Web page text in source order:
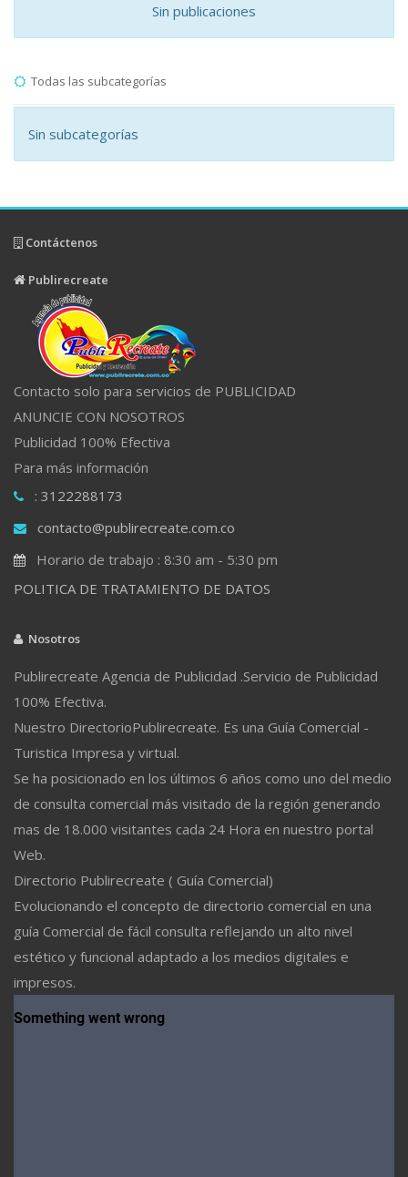
Sin publicaciones
Todas las subcategorías
Sin subcategorías
Contáctenos
Publirecreate
Contacto solo para servicios de PUBLICIDAD
ANUNCIE CON NOSOTROS
Publicidad 100% Efectiva
Para más información
: 3122288173
contacto@publirecreate.com.co
Horario de trabajo : 8:30 am - 5:30 pm
POLITICA DE TRATAMIENTO DE DATOS
Nosotros
Publirecreate Agencia de Publicidad .Servicio de Publicidad
100% Efectiva.
Nuestro DirectorioPublirecreate. Es una Guía Comercial -
Turistica Impresa y virtual.
Se ha posicionado en los últimos 6 años como uno del medio
de consulta comercial más visitado de la región generando
mas de 18.000 visitantes cada 24 Hora en nuestro portal
Web.
Directorio Publirecreate ( Guía Comercial)
Evolucionando el concepto de directorio comercial en una
guía Comercial de fácil consulta reflejando un alto nivel
estético y funcional adaptado a los medios digitales e
impresos.